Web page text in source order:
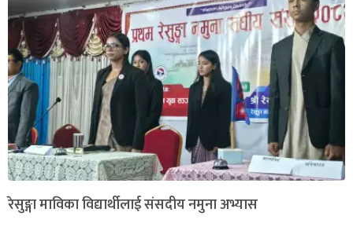
रेसुङ्गा माविका विद्यार्थीलाई संसदीय नमुना अभ्यास